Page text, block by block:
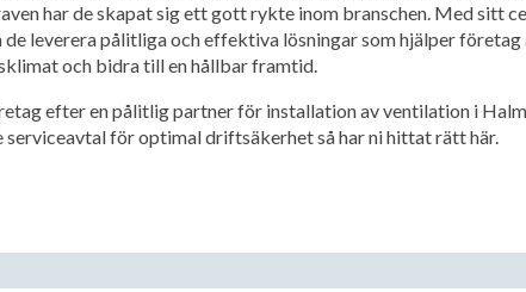
har de skapat sig ett gott rykte inom branschen. Med sitt
de leverera pålitliga och effektiva lösningar som hjälper
och bidra till en hållbar framtid.
efter en pålitlig partner för installation av ventilation i
serviceavtal för optimal driftsäkerhet så har ni hittat rätt här.